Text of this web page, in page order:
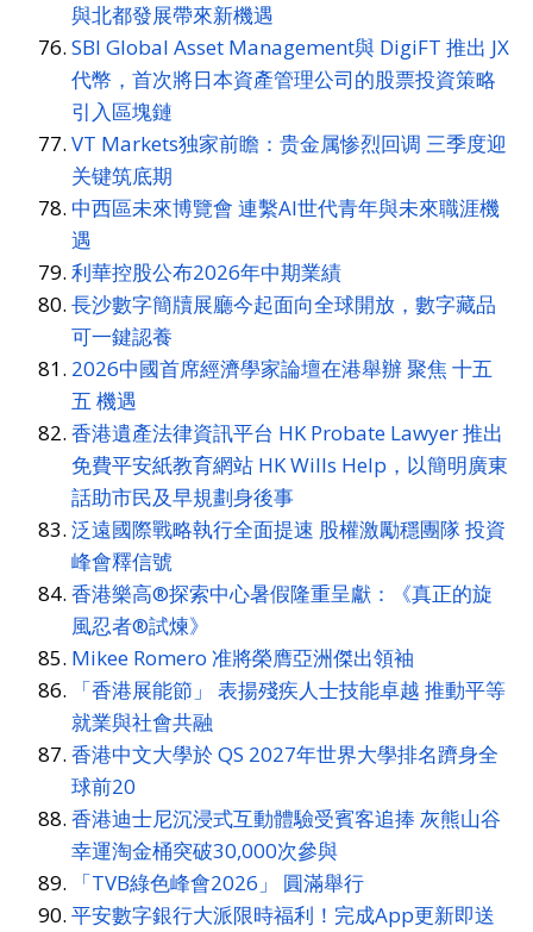
與北都發展帶來新機遇
SBI Global Asset Management與 DigiFT 推出 JX
代幣，首次將日本資產管理公司的股票投資策略
引入區塊鏈
VT Markets独家前瞻：贵金属惨烈回调 三季度迎
关键筑底期
中西區未來博覽會 連繫AI世代青年與未來職涯機
遇
利華控股公布2026年中期業績
長沙數字簡牘展廳今起面向全球開放，數字藏品
可一鍵認養
2026中國首席經濟學家論壇在港舉辦 聚焦 十五
五 機遇
香港遺產法律資訊平台 HK Probate Lawyer 推出
免費平安紙教育網站 HK Wills Help，以簡明廣東
話助市民及早規劃身後事
泛遠國際戰略執行全面提速 股權激勵穩團隊 投資
峰會釋信號
香港樂高®探索中心暑假隆重呈獻：《真正的旋
風忍者®試煉》
Mikee Romero 准將榮膺亞洲傑出領袖
「香港展能節」 表揚殘疾人士技能卓越 推動平等
就業與社會共融
香港中文大學於 QS 2027年世界大學排名躋身全
球前20
香港迪士尼沉浸式互動體驗受賓客追捧 灰熊山谷
幸運淘金桶突破30,000次參與
「TVB綠色峰會2026」 圓滿舉行
平安數字銀行大派限時福利！完成App更新即送